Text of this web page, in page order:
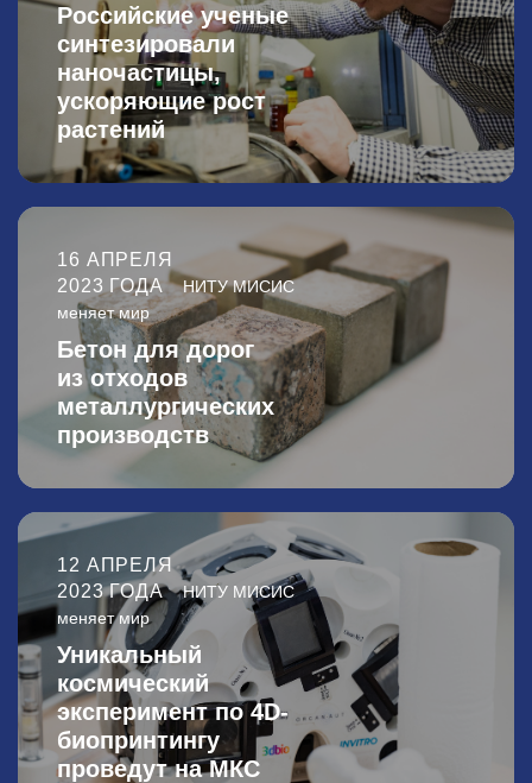
Российские ученые
синтезировали
наночастицы,
ускоряющие рост
растений
16 АПРЕЛЯ
2023 ГОДА
НИТУ МИСИС
меняет мир
Бетон для дорог
из отходов
металлургических
производств
12 АПРЕЛЯ
2023 ГОДА
НИТУ МИСИС
меняет мир
Уникальный
космический
эксперимент по 4D-
биопринтингу
проведут на МКС